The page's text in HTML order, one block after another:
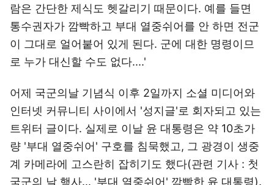
람은 간단한 제식도 헷갈리기 때문이다. 예를 들면
통수권자가 깜빡하고 부대 열중쉬어를 안 하면 전군
이 그대로 얼어붙어 있게 된다. 군에 대한 명령이므
로 누가 대신할 수도 없다....'
어제 국군의날 기념식 이후 2일까지 소셜 미디어와
인터넷 커뮤니티 사이에서 '성지글'로 회자되고 있는
트위터 글이다. 실제로 이날 윤 대통령은 약 10초가
량 '부대 열중쉬어' 구호를 침묵했고, 그 광경이 생중
계 카메라에 고스란히 잡히기도 했다(관련 기사 : 첫
국군의 날 행사... '부대 열중쉬어' 깜빡한 윤 대통령).